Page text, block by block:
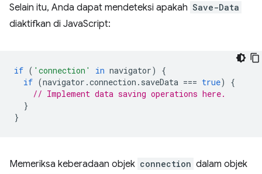
Selain itu, Anda dapat mendeteksi apakah Save-Data
diaktifkan di JavaScript:
if ( 'connection' in navigator)
{
if (navigator .connection . saveData === true)
{
// Implement data saving operations here.
}
}
Memeriksa keberadaan objek connection dalam objek